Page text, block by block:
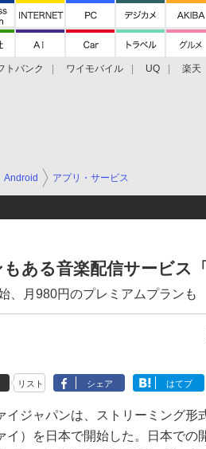
トバンク ワイモバイル UQ 楽天
Android アプリ・サービス
ある音楽配信サービス
、月980円のプレミアムプランも
リスト シェア はてブ
ジャパンは、ストリーミング形
イ）を日本で開始した。日本で